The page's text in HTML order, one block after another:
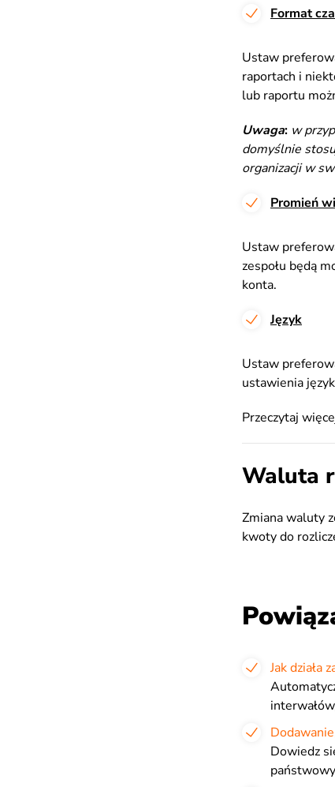
Format
Ustaw
raportach i
lub raportu
Uwaga: w
domyślnie
organizacji w
Promień
Ustaw
zespołu będą
konta.
Język
Ustaw
ustawienia
Przeczytaj
Waluta
Zmiana waluty
kwoty do
Jak działa
Dowiedz